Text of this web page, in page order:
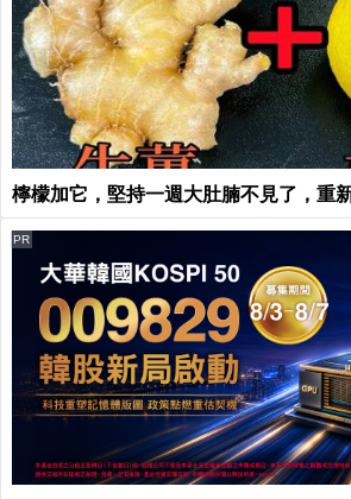
檸檬加它，堅持一週大肚腩不見了，重
PR